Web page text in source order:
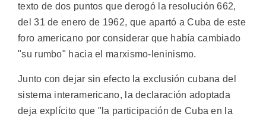
texto de dos puntos que derogó la resolución 662,
del 31 de enero de 1962, que apartó a Cuba de este
foro americano por considerar que había cambiado
"su rumbo" hacia el marxismo-leninismo.
Junto con dejar sin efecto la exclusión cubana del
sistema interamericano, la declaración adoptada
deja explícito que "la participación de Cuba en la